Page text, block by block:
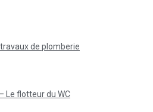
de plomberie
Le flotteur du WC